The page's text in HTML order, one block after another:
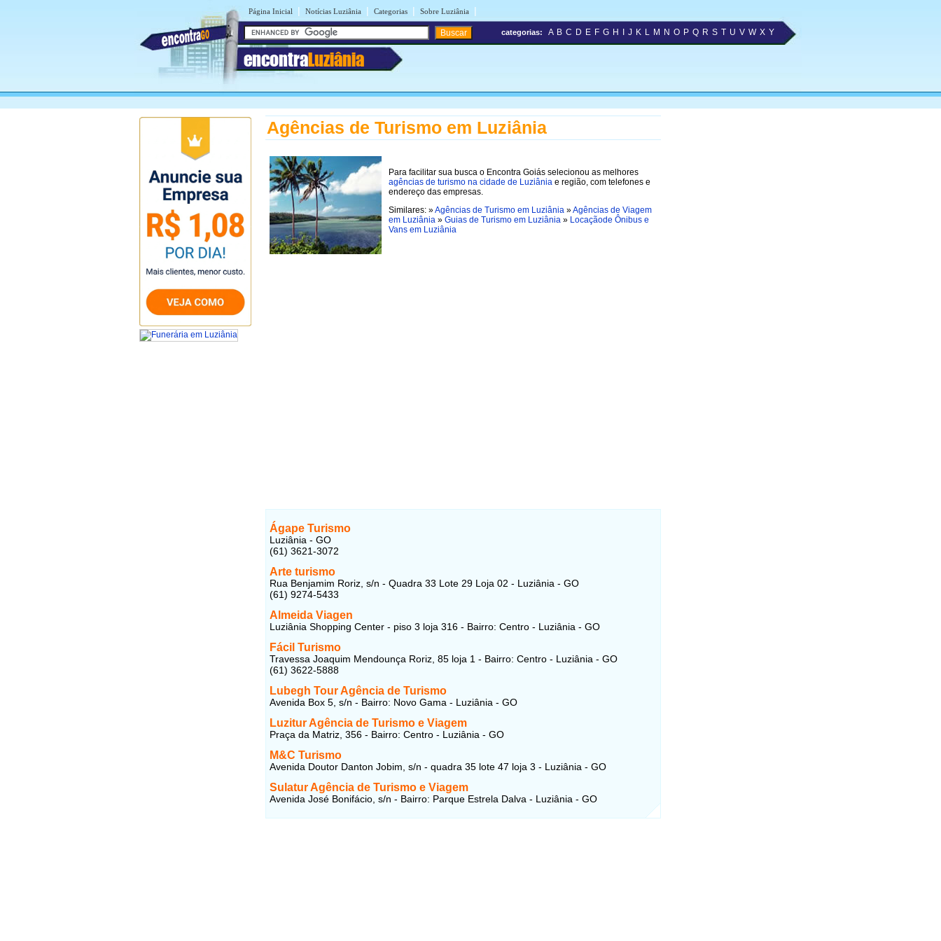
Página Inicial | Notícias Luziânia | Categorias | Sobre Luziânia |
encontraLuziânia
categorias: A B C D E F G H J K L M N O P Q R S T U V W X Y
Agências de Turismo em Luziânia
Para facilitar sua busca o Encontra Goiás selecionou as melhores
agências de turismo na cidade de Luziânia e região, com telefones e
endereço das empresas.
Similares: »Agências de Turismo em Luziânia »Agências de Viagem
em Luziânia » Guias de Turismo em Luziânia » Locaçãode Ônibus e
Vans em Luziânia
Ágape Turismo
Luziânia - GO
(61) 3621-3072
Arte turismo
Rua Benjamim Roriz, s/n - Quadra 33 Lote 29 Loja 02 - Luziânia - GO
(61) 9274-5433
Almeida Viagen
Luziânia Shopping Center - piso 3 loja 316 - Bairro: Centro - Luziânia - GO
Fácil Turismo
Travessa Joaquim Mendounça Roriz, 85 loja 1 - Bairro: Centro - Luziânia - GO
(61) 3622-5888
Lubegh Tour Agência de Turismo
Avenida Box 5, s/n - Bairro: Novo Gama - Luziânia - GO
Luzitur Agência de Turismo e Viagem
Praça da Matriz, 356 - Bairro: Centro - Luziânia - GO
M&C Turismo
Avenida Doutor Danton Jobim, s/n - quadra 35 lote 47 loja 3 - Luziânia - GO
Sulatur Agência de Turismo e Viagem
Avenida José Bonifácio, s/n - Bairro: Parque Estrela Dalva - Luziânia - GO